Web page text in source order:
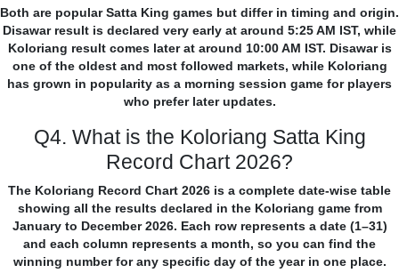
Both are popular Satta King games but differ in timing and origin.
Disawar result is declared very early at around 5:25 AM IST, while
Koloriang result comes later at around 10:00 AM IST. Disawar is
one of the oldest and most followed markets, while Koloriang
has grown in popularity as a morning session game for players
who prefer later updates.
Q4. What is the Koloriang Satta King
Record Chart 2026?
The Koloriang Record Chart 2026 is a complete date-wise table
showing all the results declared in the Koloriang game from
January to December 2026. Each row represents a date (1–31)
and each column represents a month, so you can find the
winning number for any specific day of the year in one place.